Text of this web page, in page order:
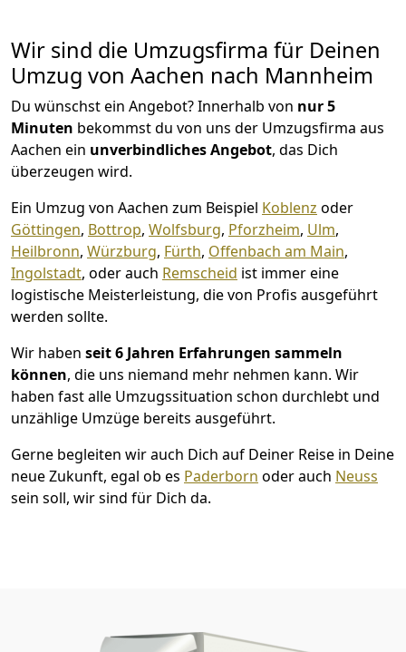
Wir sind die Umzugsfirma für Deinen
Umzug von Aachen nach Mannheim
Du wünschst ein Angebot? Innerhalb von nur 5
Minuten bekommst du von uns der Umzugsfirma aus
Aachen ein unverbindliches Angebot, das Dich
überzeugen wird.
Ein Umzug von Aachen zum Beispiel Koblenz oder
Göttingen, Bottrop, Wolfsburg, Pforzheim, Ulm,
Heilbronn, Würzburg, Fürth, Offenbach am Main,
Ingolstadt, oder auch Remscheid ist immer eine
logistische Meisterleistung, die von Profis ausgeführt
werden sollte.
Wir haben seit6 Jahren Erfahrungen sammeln
können, die uns niemand mehr nehmen kann. Wir
haben fast alle Umzugssituation schon durchlebt und
unzählige Umzüge bereits ausgeführt.
Gerne begleiten wir auch Dich auf Deiner Reise in Deine
neue Zukunft, egal ob es Paderborn oder auch Neuss
sein soll, wir sind für Dich da.